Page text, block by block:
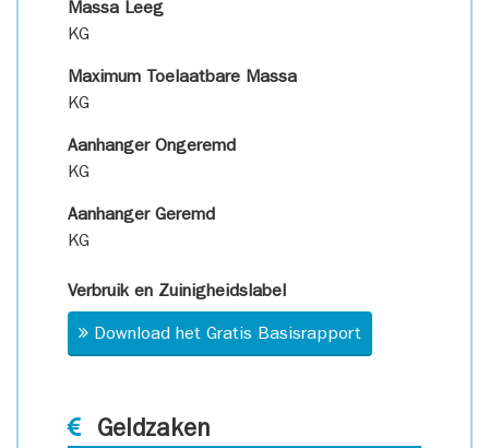
Massa Leeg
KG
Maximum Toelaatbare Massa
KG
Aanhanger Ongeremd
KG
Aanhanger Geremd
KG
Verbruik en Zuinigheidslabel
Download het Gratis Basisrapport
Geldzaken